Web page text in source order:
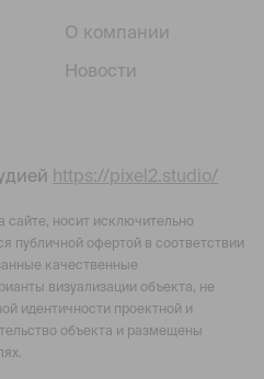
О компании
Новости
https://pixel2.studio/
носит исключительно
публичной офертой в соответствии
качественные
визуализации объекта, не
идентичности проектной и
объекта и размещены